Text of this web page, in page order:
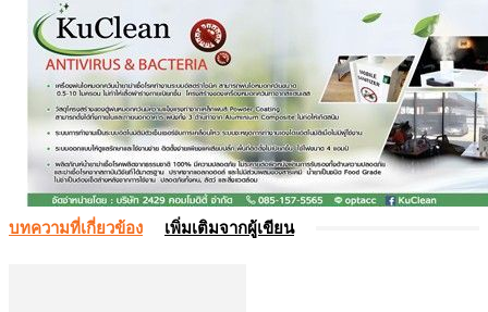
บทความที่เกี่ยวข้อง เพิ่มเติมจากผู้เขียน